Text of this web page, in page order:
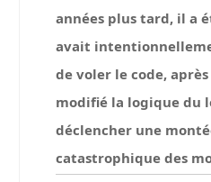
années plus tard, il a
avait
de voler le code,
modifié la logique du
déclencher une
catastrophique des